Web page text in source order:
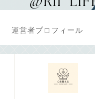
運営者プロフィール